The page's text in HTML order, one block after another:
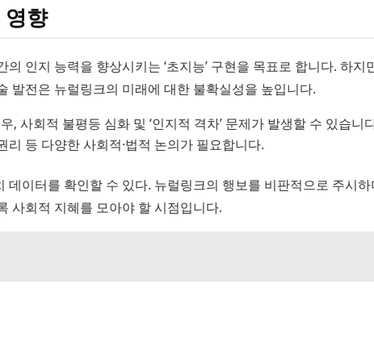
영향
인지 능력을 향상시키는 ‘초지능’ 구현을 목표로 합니다. 하지
발전은 뉴럴링크의 미래에 대한 불확실성을 높입니다.
, 사회적 불평등 심화 및 ‘인지적 격차’ 문제가 발생할 수 있습니
등 다양한 사회적·법적 논의가 필요합니다.
데이터를 확인할 수 있다. 뉴럴링크의 행보를 비판적으로 주시하
사회적 지혜를 모아야 할 시점입니다.